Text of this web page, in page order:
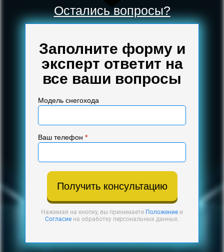
Остались вопросы?
Заполните форму и
эксперт ответит на
все ваши вопросы
Модель снегохода
Ваш телефон *
Получить консультацию
Нажимая на кнопку, вы принимаете Положение и
Согласие на обработку персональных данных.